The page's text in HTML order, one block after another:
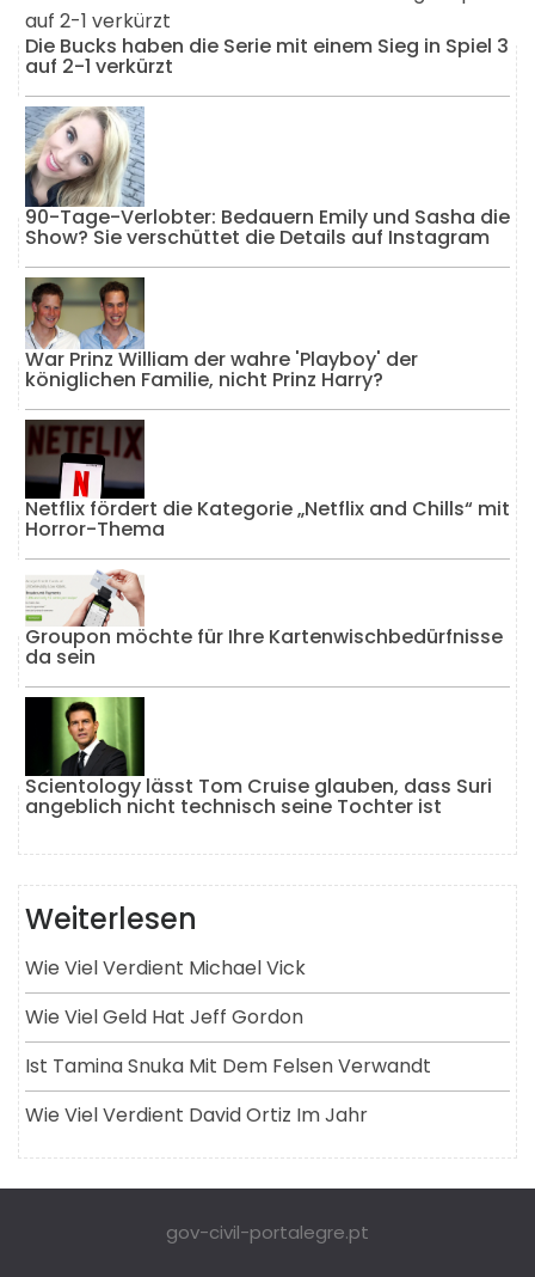
Die Bucks haben die Serie mit einem Sieg in Spiel 3
auf 2-1 verkürzt
90-Tage-Verlobter: Bedauern Emily und Sasha die
Show? Sie verschüttet die Details auf Instagram
War Prinz William der wahre 'Playboy' der
königlichen Familie, nicht Prinz Harry?
Netflix fördert die Kategorie „Netflix and Chills“ mit
Horror-Thema
Groupon möchte für Ihre Kartenwischbedürfnisse
da sein
Scientology lässt Tom Cruise glauben, dass Suri
angeblich nicht technisch seine Tochter ist
Weiterlesen
Wie Viel Verdient Michael Vick
Wie Viel Geld Hat Jeff Gordon
Ist Tamina Snuka Mit Dem Felsen Verwandt
Wie Viel Verdient David Ortiz Im Jahr
gov-civil-portalegre.pt